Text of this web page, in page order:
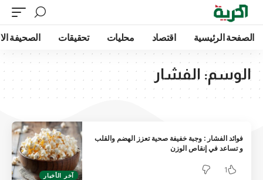
الصفحة الرئيسية اقتصاد محليات تحقيقات الصحيفة
الوسم: الفشار
آخر الأخبار
فوائد الفشار : وجبة خفيفة صحية تعزز الهضم والقلب
و تساعد في إنقاص الوزن
1